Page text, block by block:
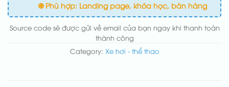
🌐 Phù hợp: Landing page, khóa học, bán hàng
Source code sẽ được gửi về email của bạn ngay khi thanh toán
thành công
Category: Xe hơi - thể thao